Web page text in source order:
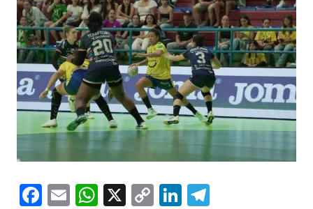
Facebook
EmailWhatsApp
X
CopyLinkedIn